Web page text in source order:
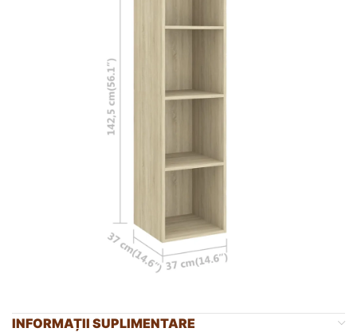
INFORMAȚII SUPLIMENTARE